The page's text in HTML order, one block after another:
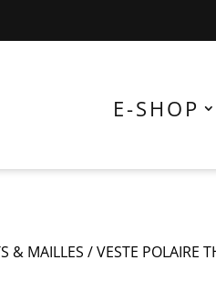
E-SHOP
& MAILLES /VESTE POLAIRE